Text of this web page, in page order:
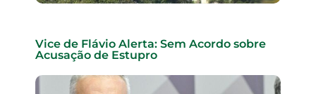
Vice de Flávio Alerta: Sem Acordo sobre
Acusação de Estupro